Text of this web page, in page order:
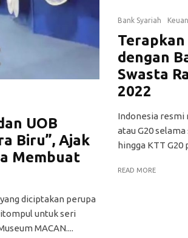
UOB
Biru”, Ajak
Membuat
diciptakan perupa
untuk seri
MACAN....
Bank Syariah
dengan
Swasta
2022
Indonesia resmi
atau G20
hingga KTT G20
READ MORE